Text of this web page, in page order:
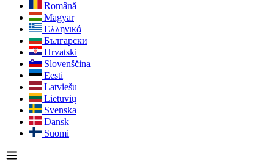
Română
Magyar
Ελληνικά
Български
Hrvatski
Slovenščina
Eesti
Latviešu
Lietuvių
Svenska
Dansk
Suomi